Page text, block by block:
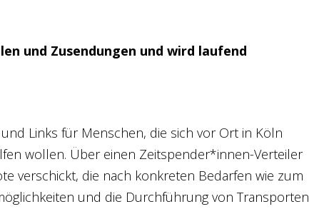
und Zusendungen und wird laufend
Links für Menschen, die sich vor Ort in Köln
wollen. Über einen Zeitspender*innen-Verteiler
verschickt, die nach konkreten Bedarfen wie zum
und die Durchführung von Transporten